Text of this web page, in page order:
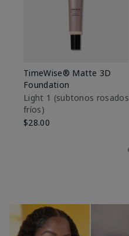
TimeWise® Matte 3D
Foundation
Light 1​ (subtonos rosados
fríos)
$28.00